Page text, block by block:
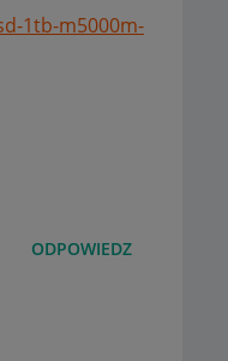
1tb-m5000m-
ODPOWIEDZ